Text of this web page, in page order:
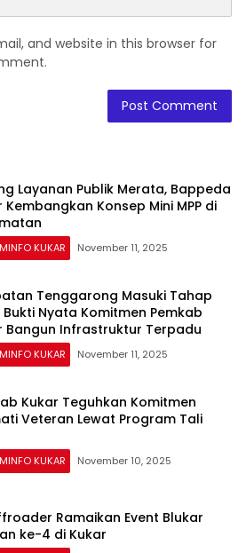
and website in this browser for
Layanan Publik Merata, Bappeda
Kembangkan Konsep Mini MPP di
KUKAR November 11, 2025
Tenggarong Masuki Tahap
Bukti Nyata Komitmen Pemkab
Bangun Infrastruktur Terpadu
KUKAR November 11, 2025
Kukar Teguhkan Komitmen
Veteran Lewat Program Tali
KUKAR November 10, 2025
Ramaikan Event Blukar
ke-4 di Kukar